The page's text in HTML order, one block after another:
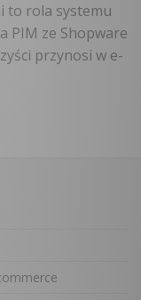
to rola systemu
PIM ze Shopware
przynosi w e-